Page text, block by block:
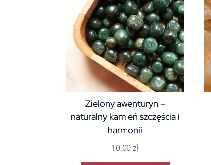
Zielony awenturyn –
naturalny kamień szczęścia i
harmonii
10,00zł